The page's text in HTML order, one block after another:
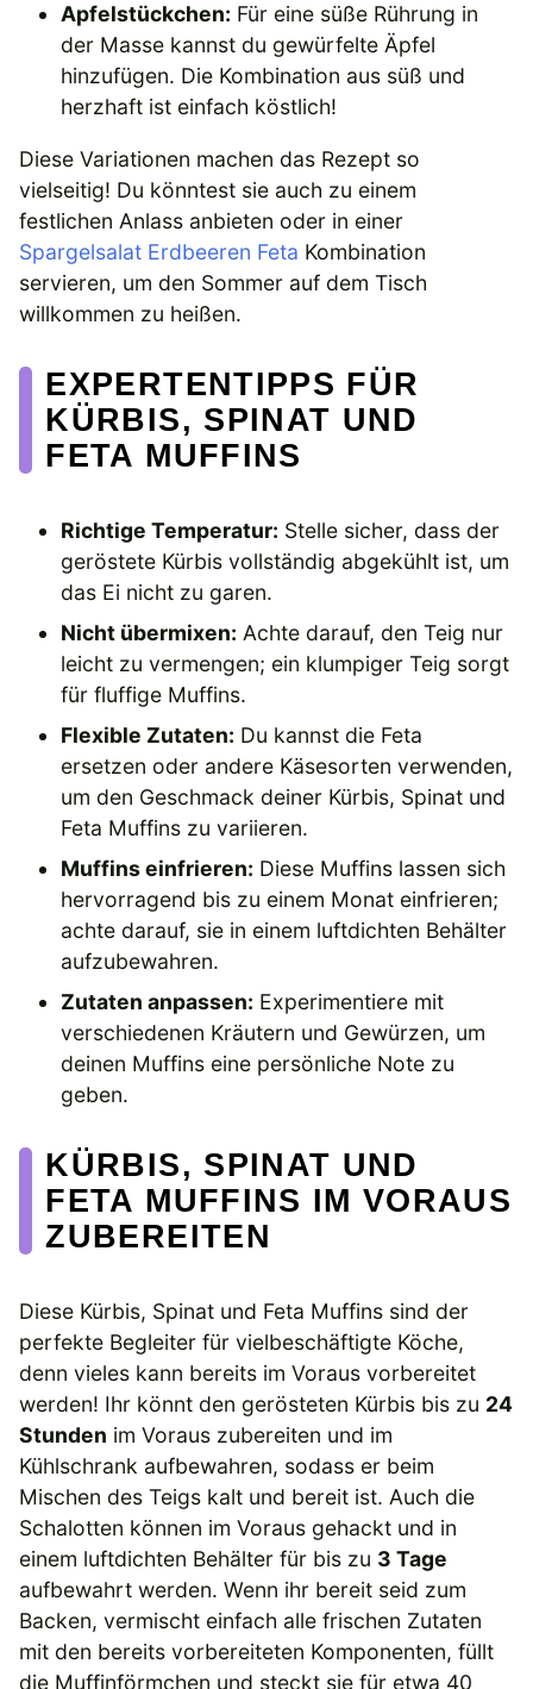
Apfelstückchen: Für eine süße Rührung in
der Masse kannst du gewürfelte Äpfel
hinzufügen. Die Kombination aus süß und
herzhaft ist einfach köstlich!
Diese Variationen machen das Rezept so
vielseitig! Du könntest sie auch zu einem
festlichen Anlass anbieten oder in einer
Spargelsalat Erdbeeren Feta Kombination
servieren, um den Sommer auf dem Tisch
willkommen zu heißen.
EXPERTENTIPPS FÜR
KÜRBIS, SPINAT UND
FETA MUFFINS
Richtige Temperatur: Stelle sicher, dass der
geröstete Kürbis vollständig abgekühlt ist, um
das Ei nicht zu garen.
Nicht übermixen: Achte darauf, den Teig nur
leicht zu vermengen; ein klumpiger Teig sorgt
für fluffige Muffins.
Flexible Zutaten: Du kannst die Feta
ersetzen oder andere Käsesorten verwenden,
um den Geschmack deiner Kürbis, Spinat und
Feta Muffins zu variieren.
Muffins einfrieren: Diese Muffins lassen sich
hervorragend bis zu einem Monat einfrieren;
achte darauf, sie in einem luftdichten Behälter
aufzubewahren.
Zutaten anpassen: Experimentiere mit
verschiedenen Kräutern und Gewürzen, um
deinen Muffins eine persönliche Note zu
geben.
KÜRBIS, SPINAT UND
FETA MUFFINS IM VORAUS
ZUBEREITEN
Diese Kürbis, Spinat und Feta Muffins sind der
perfekte Begleiter für vielbeschäftigte Köche,
denn vieles kann bereits im Voraus vorbereitet
werden! Ihr könnt den gerösteten Kürbis bis zu 24
Stunden im Voraus zubereiten und im
Kühlschrank aufbewahren, sodass er beim
Mischen des Teigs kalt und bereit ist. Auch die
Schalotten können im Voraus gehackt und in
einem luftdichten Behälter für bis zu 3 Tage
aufbewahrt werden. Wenn ihr bereit seid zum
Backen, vermischt einfach alle frischen Zutaten
mit den bereits vorbereiteten Komponenten, füllt
die Muffinförmchen und steckt sie für etwa 40